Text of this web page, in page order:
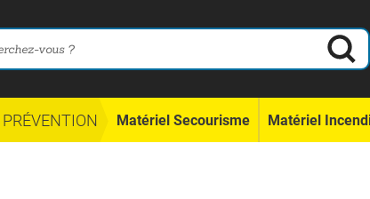
PRÉVENTION Matériel Secourisme Matériel